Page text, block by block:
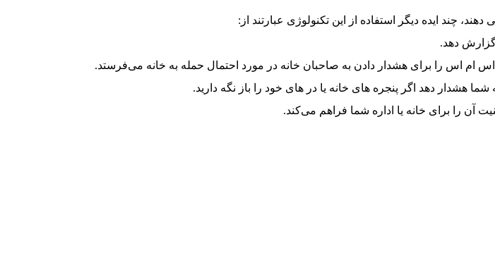
چند ایده دیگر استفاده از این تکنولوژی عبارتند از:
گزارش دهد.
ام اس را برای هشدار دادن به صاحبان خانه در مورد احتمال حمله به خانه می‌فرستد.
را برای خانه یا اداره شما فراهم می‌کند.